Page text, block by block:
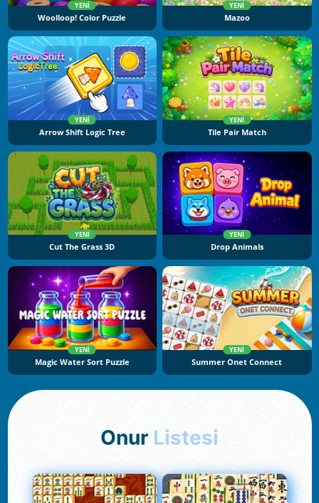
YENI
Woolloop! Color Puzzle
YENI
Mazoo
YENI
Arrow Shift Logic Tree
YENI
Tile Pair Match
YENI
Cut The Grass 3D
YENI
Drop Animals
YENI
Magic Water Sort Puzzle
YENI
Summer Onet Connect
Onur Listesi